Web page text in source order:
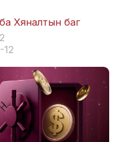
Хяналтын баг